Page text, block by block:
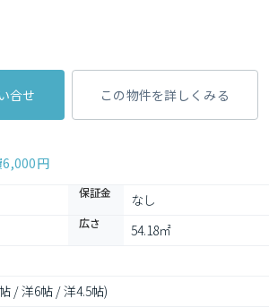
合せ この物件を詳しくみる
6,000円
保証金 なし
広さ 54.18㎡
/ 洋6帖 / 洋4.5帖)